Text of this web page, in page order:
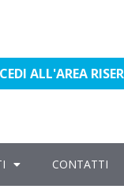
ALL'AREA
CONTATTI